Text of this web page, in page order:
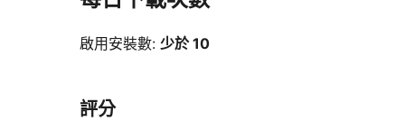
啟用安裝數: 少於 10
評分